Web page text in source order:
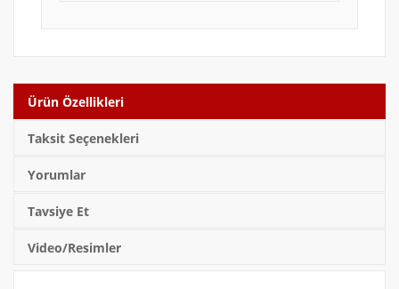
Ürün Özellikleri
Taksit Seçenekleri
Yorumlar
Tavsiye Et
Video/Resimler